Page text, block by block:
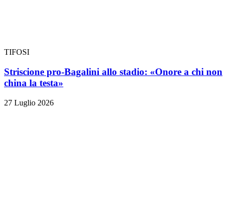
TIFOSI
Striscione pro-Bagalini allo stadio: «Onore a chi non
china la testa»
27 Luglio 2026